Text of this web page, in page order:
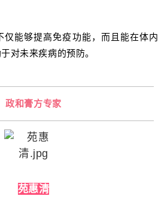
仅能够提高免疫功能，而且能在体
对未来疾病的预防。
政和膏方专家
苑惠清